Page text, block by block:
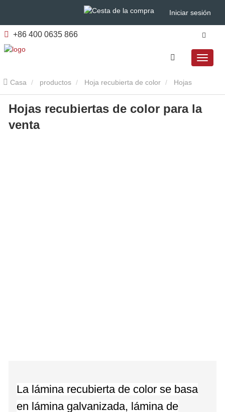
Iniciar sesión
+86 400 0635 866
Casa productos Hoja recubierta de color
recubiertas de color para la venta
Hojas recubiertas de color para la
venta
La lámina recubierta de color se basa
en lámina galvanizada, lámina de